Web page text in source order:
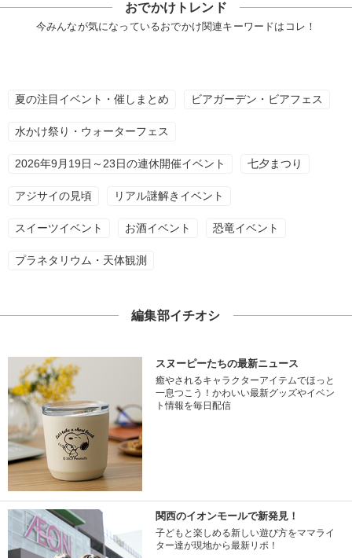
おでかけトレンド
今みんなが気になっているおでかけ関連キーワードはコレ！
夏の注目イベント・催しまとめ ビアガーデン・ビアフェス
水かけ祭り・ウォーターフェス
2026年9月19日～23日の連休開催イベント 七夕まつり
アジサイの見頃 リアル謎解きイベント
スイーツイベント お酒イベント 恐竜イベント
プラネタリウム・天体観測
編集部イチオシ
スヌーピーたちの最新ニュース
癒やされるキャラクターアイテムでほっと
一息つこう！かわいい最新グッズやイベン
ト情報を毎日配信
関西のイオンモールで新発見！
子どもと楽しめる新しい遊び方をママライ
ター達が現地から最新リポ！